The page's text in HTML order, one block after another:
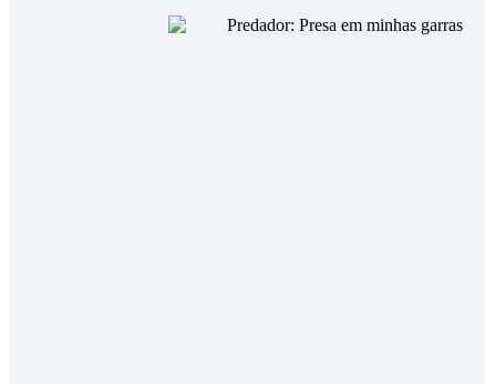
Hombre lobo MafiaSistema Fantasía